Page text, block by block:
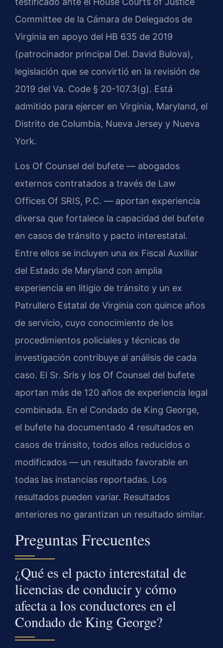
Committee de la Cámara de Delegados de
Virginia en apoyo del HB 635 de 2019
(patrocinador principal Del. David Bulova),
legislación que se convirtió en la revisión de
2019 del Va. Code § 20-107.3(g). Está
admitido para ejercer en Virginia, Maryland, el
Distrito de Columbia, Nueva Jersey y Nueva
York.
Los Of Counsel del bufete — abogados
externos contratados a través de Law
Offices Of SRIS, P.C. — aportan experiencia
diversa que fortalece la capacidad del bufete
en casos de tránsito y pacto interestatal.
Entre ellos se incluyen una ex Fiscal Auxiliar
del Estado de Maryland con amplia
experiencia en litigio de tránsito y un ex
Patrullero Estatal de Virginia con quince años
de servicio, cuyo conocimiento de los
procedimientos policiales y técnicas de
investigación contribuye al análisis de cada
caso. El Sr. Sris y los Of Counsel del bufete
aportan más de 120 años de experiencia legal
combinada. En el Condado de King George,
el bufete ha documentado 4 resultados en
casos de tránsito, todos ellos reducidos o
modificados — un resultado favorable en
todas las instancias reportadas. Los
resultados pueden variar. Resultados
anteriores no garantizan un resultado similar.
Preguntas Frecuentes
¿Qué es el pacto interestatal de
licencias de conducir y cómo
afecta a los conductores en el
Condado de King George?